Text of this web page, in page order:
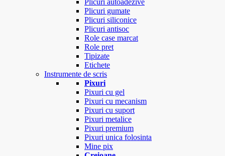
Plicuri autoadezive
Plicuri gumate
Plicuri siliconice
Plicuri antisoc
Role case marcat
Role pret
Tipizate
Etichete
Instrumente de scris
Pixuri
Pixuri cu gel
Pixuri cu mecanism
Pixuri cu suport
Pixuri metalice
Pixuri premium
Pixuri unica folosinta
Mine pix